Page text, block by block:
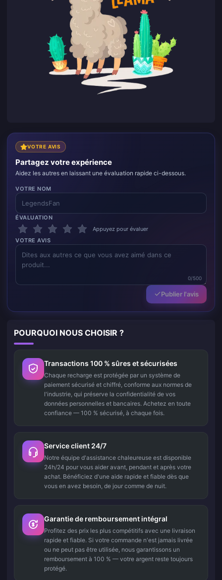
VOTRE AVIS
Partagez votre expérience
Aidez les autres en laissant une évaluation rapide ci-dessous.
VOTRE NOM
ÉVALUATION
Appuyez pour évaluer
VOTRE AVIS
0/500
Publier l'avis
POURQUOI NOUS CHOISIR ?
Transactions 100 % sûres et sécurisées
Chaque recharge est protégée par un système de
paiement sécurisé et chiffré, conforme aux normes de
l'industrie, qui préserve la confidentialité de vos
données personnelles et bancaires. Achetez en toute
confiance — 100 % sécurisé, à chaque fois.
Service client 24/7
Notre équipe d'assistance chaleureuse est disponible
24h/24 pour vous aider avant, pendant et après votre
achat. Bénéficiez d'une aide rapide et fiable dès que
vous en avez besoin, de jour comme de nuit.
Garantie de remboursement intégral
Profitez des prix les plus compétitifs avec une livraison
rapide et fiable. Si votre commande n'est jamais livrée
ou ne peut pas être utilisée, nous garantissons un
remboursement à 100 % — votre argent reste toujours
protégé.